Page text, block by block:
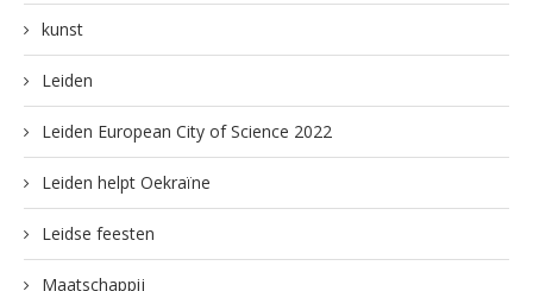
kunst
Leiden
Leiden European City of Science 2022
Leiden helpt Oekraïne
Leidse feesten
Maatschappij